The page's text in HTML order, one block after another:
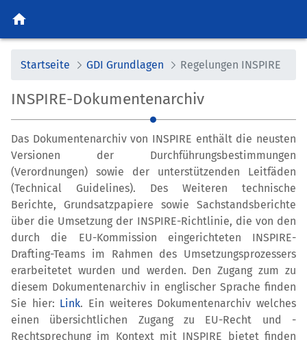
home
Startseite GDI Grundlagen Regelungen INSPIRE
INSPIRE-Dokumentenarchiv
Das Dokumentenarchiv von INSPIRE enthält die neusten
Versionen der Durchführungsbestimmungen
(Verordnungen) sowie der unterstützenden Leitfäden
(Technical Guidelines). Des Weiteren technische
Berichte, Grundsatzpapiere sowie Sachstandsberichte
über die Umsetzung der INSPIRE-Richtlinie, die von den
durch die EU-Kommission eingerichteten INSPIRE-
Drafting-Teams im Rahmen des Umsetzungsprozessers
erarbeitetet wurden und werden. Den Zugang zum zu
diesem Dokumentenarchiv in englischer Sprache finden
Sie hier: Link. Ein weiteres Dokumentenarchiv welches
einen übersichtlichen Zugang zu EU-Recht und -
Rechtsprechung im Kontext mit INSPIRE bietet finden